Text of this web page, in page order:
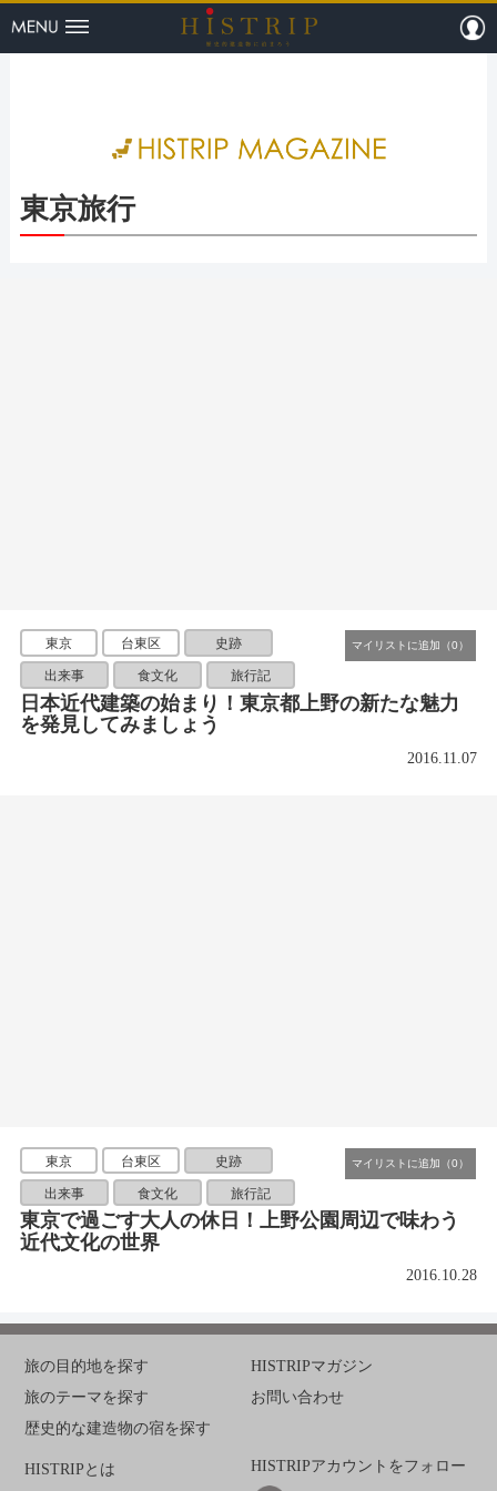
HISTRIP（
東京旅行
東京 台東区 史跡
出来事 食文化 旅行記
日本近代建築の始まり！東京都上野の新たな魅力
を発見してみましょう
2016.11.07
東京 台東区 史跡
出来事 食文化 旅行記
東京で過ごす大人の休日！上野公園周辺で味わう
近代文化の世界
2016.10.28
旅の目的地を探す
旅のテーマを探す
歴史的な建造物の宿を探す
HISTRIPマガジン
お問い合わせ
HISTRIPとは HISTRIPアカウントをフォロー